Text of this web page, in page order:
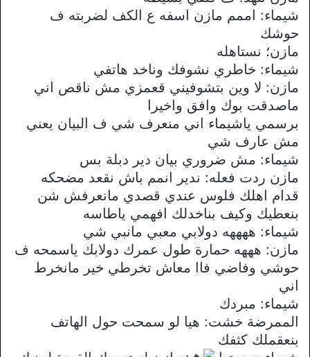
شيماء: اممم مازن اسفه ع الكف لضربته ف
حوشك
مازن؛ نستاهله
شيماء: خاطري نشوفك وناخد هاتفي
مازن: لا وين بتشوفيني قعمزي مش ناقص اني
ماصدقت بوك وافق واخيرا
برسمي ياشيماء اني منعرف شي ف البيان يعني
مش عارف شي
شيماء: مش ضروري بيان دير دبلة بس
مازن ردت فعله: ندير انمم باش نقعد مضحكه
قدام اهلك فلوس عندي قصدي مانعرفش شن
بنعطيك وكيف بناخدلك افهمي ياطاسه
شيماء: ههههه دولابي معبي مانبي شي
مازن: هههه حمارة طول عمرك دولابك ياسمحه ف
حوشي وفاضي فاا معاش تخرطي خير مانخرط
اني
شيماء: مبردك
الممرضة خشت: هيا لو سمحت حول الهاتف
بنعقملك كثفك